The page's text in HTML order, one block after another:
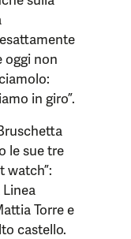
oggi non
in giro”.
le sue tre
watch”:
Linea
Torre e
castello.